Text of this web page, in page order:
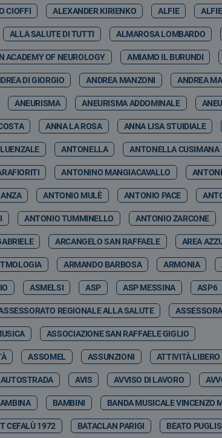
CIOFFI ALEXANDER KIRIENKO ALFIE
ALLA SALUTE DI TUTTI ALMAROSA LOMBARDO
ACADEMY OF NEUROLOGY AMIAMO IL BURUNDI
DI GIORGIO ANDREA MANZONI ANDREA
ANEURISMA ANEURISMA ADDOMINALE
ANNA LA ROSA ANNA LISA STUIDIALE
ANTONELLA ANTONELLA CUSIMANA
ANTONINO MANGIACAVALLO
ANTONIO MULÈ ANTONIO PACE
ANTONIO TUMMINELLO ANTONIO ZARCONE
ARCANGELO SAN RAFFAELE AREA
ARMANDO BARBOSA ARMONIA
ASMELSI ASP ASP MESSINA ASP6
REGIONALE ALLA SALUTE
ASSOCIAZIONE SAN RAFFAELE GIGLIO
ASSOMEL ASSUNZIONI ATTIVITÀ
AUTOSTRADA AVIS AVVISO DI LAVORO
BAMBINI BANDA MUSICALE VINCENZO
CEFALÙ 1972 BATACLAN PARIGI BEATO